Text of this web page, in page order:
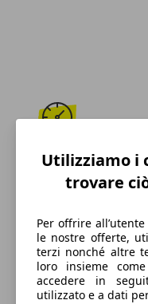
186 km/h
Velocità massima
Benzina
Carburante
Utilizziamo i
trovare
Per offrire
le nostre offerte,
terzi nonché altre
loro insieme
accedere in
utilizzato e a dati